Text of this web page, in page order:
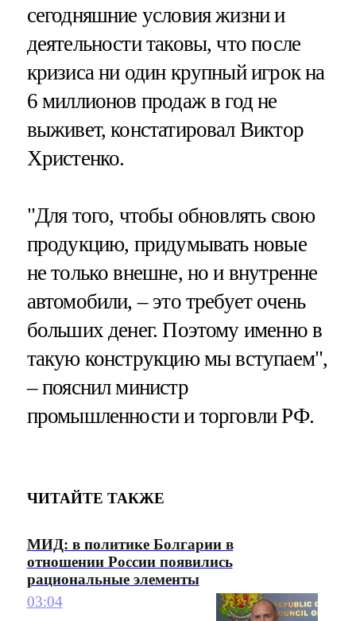
сегодняшние условия жизни и
деятельности таковы, что после
кризиса ни один крупный игрок на
6 миллионов продаж в год не
выживет, констатировал Виктор
Христенко.
"Для того, чтобы обновлять свою
продукцию, придумывать новые
не только внешне, но и внутренне
автомобили, – это требует очень
больших денег. Поэтому именно в
такую конструкцию мы вступаем",
– пояснил министр
промышленности и торговли РФ.
ЧИТАЙТЕ ТАКЖЕ
МИД: в политике Болгарии в
отношении России появились
рациональные элементы
03:04